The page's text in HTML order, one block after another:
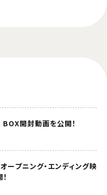
開封動画を公開！
オープニング・エンディング映